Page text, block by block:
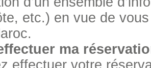
etc.) en vue de
ma
effectuer votre